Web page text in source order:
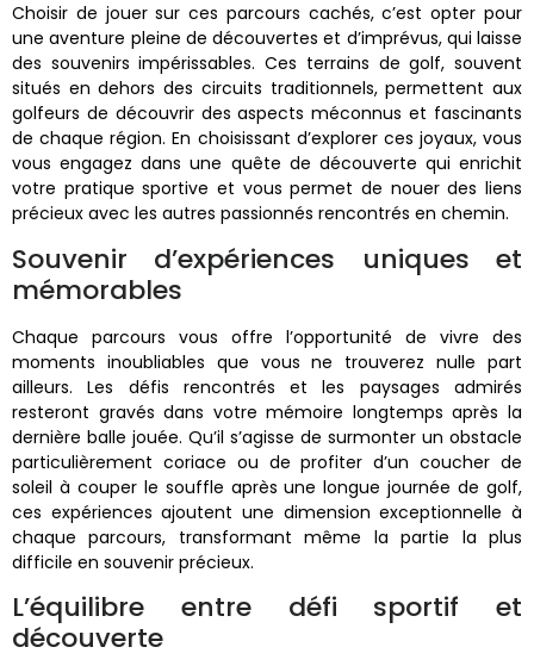
Choisir de jouer sur ces parcours cachés, c’est opter pour
une aventure pleine de découvertes et d’imprévus, qui laisse
des souvenirs impérissables. Ces terrains de golf, souvent
situés en dehors des circuits traditionnels, permettent aux
golfeurs de découvrir des aspects méconnus et fascinants
de chaque région. En choisissant d’explorer ces joyaux, vous
vous engagez dans une quête de découverte qui enrichit
votre pratique sportive et vous permet de nouer des liens
précieux avec les autres passionnés rencontrés en chemin.
Souvenir d’expériences uniques et
mémorables
Chaque parcours vous offre l’opportunité de vivre des
moments inoubliables que vous ne trouverez nulle part
ailleurs. Les défis rencontrés et les paysages admirés
resteront gravés dans votre mémoire longtemps après la
dernière balle jouée. Qu’il s’agisse de surmonter un obstacle
particulièrement coriace ou de profiter d’un coucher de
soleil à couper le souffle après une longue journée de golf,
ces expériences ajoutent une dimension exceptionnelle à
chaque parcours, transformant même la partie la plus
difficile en souvenir précieux.
L’équilibre entre défi sportif et
découverte